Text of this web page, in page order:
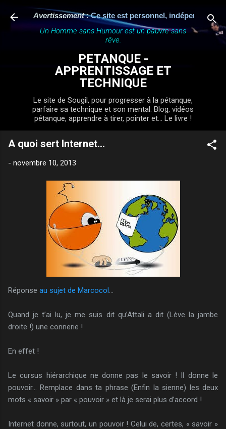
Accéder au contenu principal
Avertissement : Ce site est personnel, indépendant et n'a
Un Homme sans Humour est un pauvre sans
rêve.
PETANQUE -
APPRENTISSAGE ET
TECHNIQUE
Le site de Sougil, pour progresser à la pétanque,
parfaire sa technique et son mental. Blog, vidéos
pétanque, apprendre à tirer, pointer et... Le livre !
A quoi sert Internet...
- novembre 10, 2013
Réponse au sujet de Marcocol
Quand je t’ai lu, je me suis dit qu’Attali a dit (Lève la jambe
droite !) une connerie !
En effet !
Le cursus hiérarchique ne donne pas le savoir ! Il donne le
pouvoir… Remplace dans ta phrase (Enfin la sienne) les deux
mots « savoir » par « pouvoir » et là je serai plus d’accord !
Internet donne, surtout, un pouvoir ! Celui de, certes, « savoir »